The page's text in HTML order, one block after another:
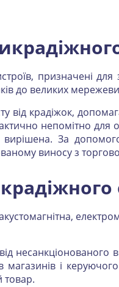
призначені
до великих
від крадіжок,
непомітно
вирішена. За
виносу з
і
товар.